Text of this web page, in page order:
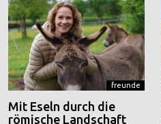
freunde
Mit Eseln durch die
römische Landschaft